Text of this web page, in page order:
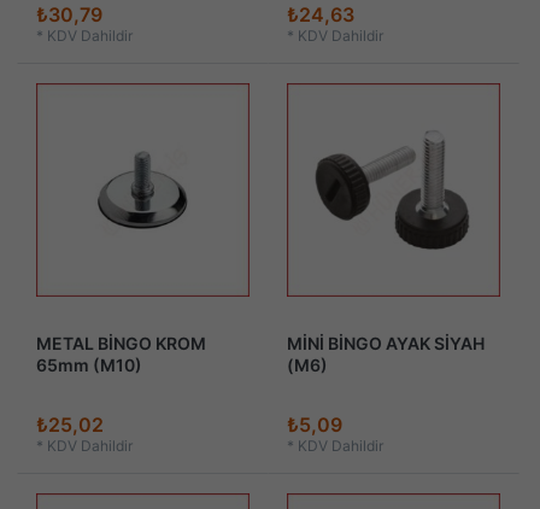
₺30,79
* KDV Dahildir
₺24,63
* KDV Dahildir
METAL BİNGO KROM
65mm (M10)
₺25,02
* KDV Dahildir
MİNİ BİNGO AYAK SİYAH
(M6)
₺5,09
* KDV Dahildir